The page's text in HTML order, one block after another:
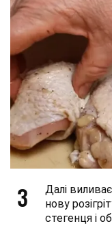
3
Далі
нову
стегенця і